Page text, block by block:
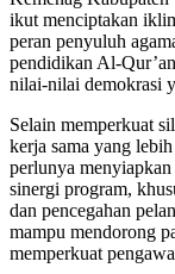
ikut menciptakan
peran penyuluh
pendidikan Al-
nilai-nilai demokrasi
Selain memperkuat
kerja sama yang
perlunya
sinergi program,
dan pencegahan
mampu mendorong
memperkuat